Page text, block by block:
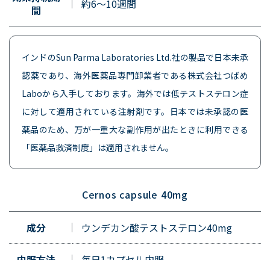
間
約6～10週間
インドのSun Parma Laboratories Ltd.社の製品で日本未承
認薬であり、海外医薬品専門卸業者である株式会社つばめ
Laboから入手しております。海外では低テストステロン症
に対して適用されている注射剤です。日本では未承認の医
薬品のため、万が一重大な副作用が出たときに利用できる
「医薬品救済制度」は適用されません。
Cernos capsule 40mg
成分 ウンデカン酸テストステロン40mg